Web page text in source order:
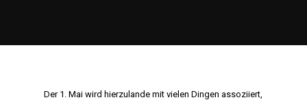
Der 1. Mai wird hierzulande mit vielen Dingen assoziiert,